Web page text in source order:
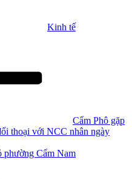
Kinh tế
Cẩm Phô gặp
thoại với NCC nhân ngày
phường Cẩm Nam